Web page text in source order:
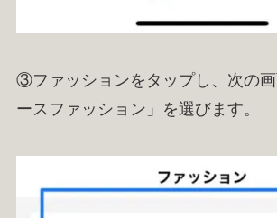
③ファッションをタップし、次の画
ースファッション」を選びます。